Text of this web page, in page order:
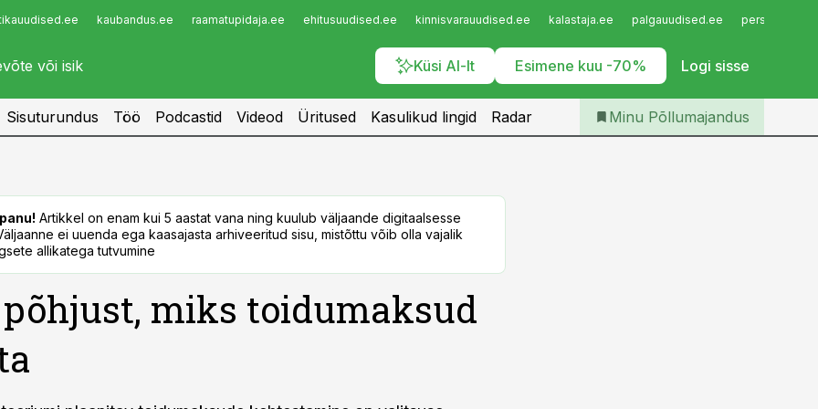
kaubandus.ee raamatupidaja.ee ehitusuudised.ee kinnisvarauudised.ee kalastaja.ee palgauudised.ee
Küsi AI-lt Esimene kuu -70% Logi sisse
Infopank
Iseteenindus
Telli Põllumajandus
Sisuturundus Töö Podcastid Videod Üritused Kasulikud lingid Radar Minu Põllumajandus
Artikkel on enam kui 5 aastat vana ning kuulub väljaande digitaalsesse
ei uuenda ega kaasajasta arhiveeritud sisu, mistõttu võib olla vajalik
allikatega tutvumine
miks toidumaksud